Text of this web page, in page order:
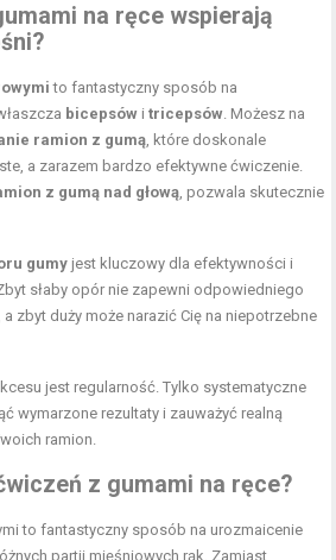
na ręce wspierają
to fantastyczny sposób na
bicepsów itricepsów . Możesz na
ramion z gumą , które doskonale
a zarazem bardzo efektywne ćwiczenie.
z gumą nad głową , pozwala skutecznie
gumy jest kluczowy dla efektywności i
słaby opór nie zapewni odpowiedniego
zbyt duży może narazić Cię na niepotrzebne
jest regularność. Tylko systematyczne
wymarzone rezultaty i zauważyć realną
ramion.
z gumami na ręce?
to fantastyczny sposób na urozmaicenie
partii mięśniowych rąk. Zamiast